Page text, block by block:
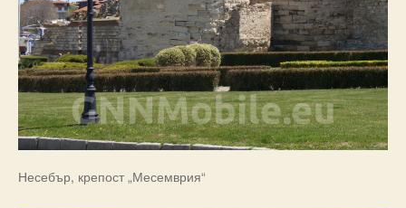
Несебър, крепост „Месемврия“